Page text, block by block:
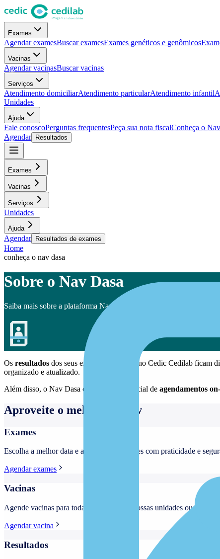
Exames
Agendar examesBuscar examesExames genéticos e genômicos
Vacinas
Agendar vacinasBuscar vacinas
Serviços
Atendimento domiciliarAtendimento particularAtendimento infantil
Unidades
Ajuda
Fale conoscoPerguntas frequentesPeça sua nota fiscalConheça o
Agendar
Resultados
Exames
Vacinas
Serviços
Unidades
Ajuda
Agendar Resultados de exames
Home
conheça o nav dasa
Sobre o Nav Dasa
Saiba mais sobre a plataforma Nav Dasa
Os resultados dos seus exames realizados no Cedic Cedilab ficam
organizado e atualizado.
Além disso, o Nav Dasa é a plataforma oficial de agendamentos
Aproveite o melhor do Nav
Exames
Escolha a melhor data e agende seus exames com praticidade e
Agendar exames
Vacinas
Agende vacinas para todas as idades nas nossas unidades ou no
Agendar vacina
Resultados